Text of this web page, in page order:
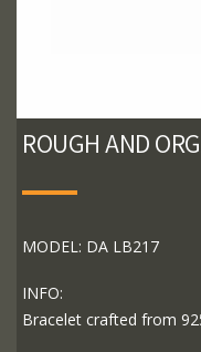
ROUGH AND
MODEL: DA LB217
INFO:
Bracelet crafted from